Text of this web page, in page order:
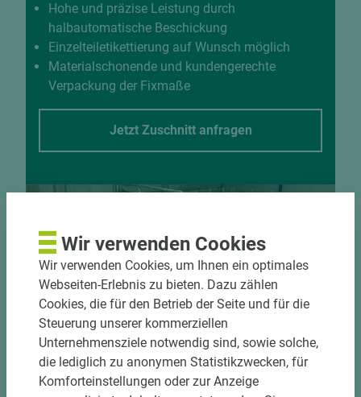
Hohe und präzise Leistung durch
halbautomatische Beschickung
Einzelteiletikettierung auf Wunsch möglich
Materialschonende und kundengerechte
Verpackung der Fixmaße
Jetzt Zuschnitt anfragen
PASSENDES ZUBEHÖR
Wir verwenden Cookies
Wir verwenden Cookies, um Ihnen ein optimales
Webseiten-Erlebnis zu bieten. Dazu zählen
Cookies, die für den Betrieb der Seite und für die
Steuerung unserer kommerziellen
Unternehmensziele notwendig sind, sowie solche,
die lediglich zu anonymen Statistikzwecken, für
Komforteinstellungen oder zur Anzeige